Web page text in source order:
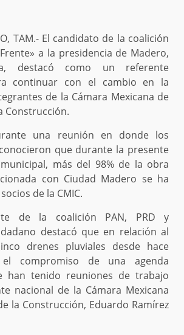
TAM.- El candidato de la coalición
a la presidencia de Madero,
destacó como un referente
continuar con el cambio en la
de la Cámara Mexicana de
Construcción.
una reunión en donde los
que durante la presente
más del 98% de la obra
con Ciudad Madero se ha
de la CMIC.
de la coalición PAN, PRD y
destacó que en relación al
drenes pluviales desde hace
compromiso de una agenda
han tenido reuniones de trabajo
nacional de la Cámara Mexicana
la Construcción, Eduardo Ramírez